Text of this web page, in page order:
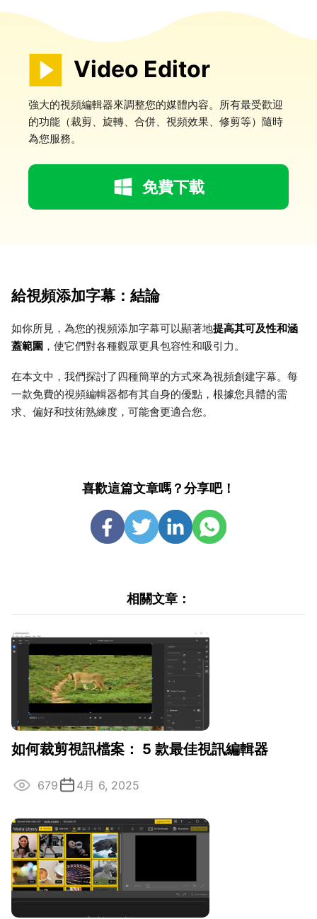
Video Editor
強大的視頻編輯器來調整您的媒體內容。所有最受歡迎
的功能（裁剪、旋轉、合併、視頻效果、修剪等）隨時
為您服務。
免費下載
給視頻添加字幕：結論
如你所見，為您的視頻添加字幕可以顯著地提高其可及性和涵
蓋範圍 ，使它們對各種觀眾更具包容性和吸引力。
在本文中，我們探討了四種簡單的方式來為視頻創建字幕。每
一款免費的視頻編輯器都有其自身的優點，根據您具體的需
求、偏好和技術熟練度，可能會更適合您。
喜歡這篇文章嗎？分享吧！
相關文章：
如何裁剪視訊檔案： 5 款最佳視訊編輯器
679 4月 6, 2025